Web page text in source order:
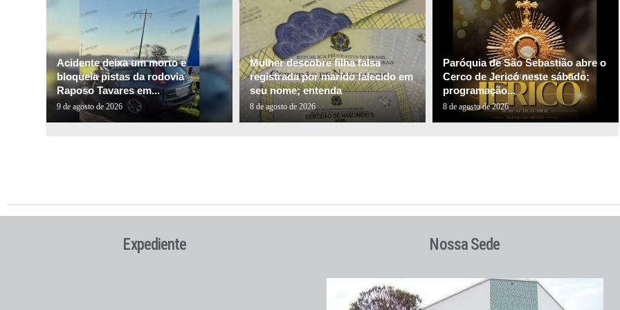
Acidente deixa um morto e
bloqueia pistas da rodovia
Raposo Tavares em...
9 de agosto de 2026
Mulher descobre filha falsa
registrada por marido falecido em
seu nome; entenda
8 de agosto de 2026
Paróquia de São Sebastião abre o
Cerco de Jericó neste sábado;
programação...
8 de agosto de 2026
Expediente Nossa Sede